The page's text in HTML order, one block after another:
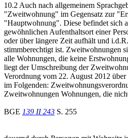
10.2 Auch nach allgemeinem
"Zweitwohnung" im Gegensatz zur
"Hauptwohnung". Diese befindet sich
gewöhnlichen Aufenthaltsort einer
oder über längere Zeit aufhält und
stimmberechtigt ist. Zweitwohnungen
alle Wohnungen, die keine
liegt der Umschreibung der
Verordnung vom 22. August 2012
im Folgenden:
Zweitwohnungen Wohnungen, die
BGE 139 II 243 S. 255